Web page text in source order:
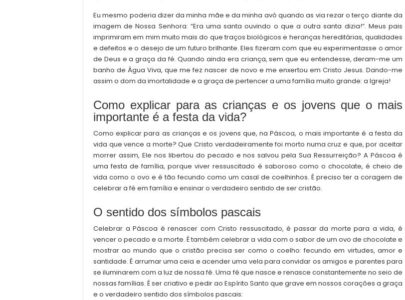
Eu mesmo poderia dizer da minha mãe e da minha avó quando as via rezar o terço diante da
imagem de Nossa Senhora: “Era uma santa ouvindo o que a outra santa dizia!”. Meus pais
imprimiram em mim muito mais do que traços biológicos e heranças hereditárias, qualidades
e defeitos e o desejo de um futuro brilhante. Eles fizeram com que eu experimentasse o amor
de Deus e a graça da fé. Quando ainda era criança, sem que eu entendesse, deram-me um
banho de Água Viva, que me fez nascer de novo e me enxertou em Cristo Jesus. Dando-me
assim o dom da imortalidade e a graça de pertencer a uma família muito grande: a Igreja!
Como explicar para as crianças e os jovens que o mais
importante é a festa da vida?
Como explicar para as crianças e os jovens que, na Páscoa, o mais importante é a festa da
vida que vence a morte? Que Cristo verdadeiramente foi morto numa cruz e que, por aceitar
morrer assim, Ele nos libertou do pecado e nos salvou pela Sua Ressurreição? A Páscoa é
uma festa de família, porque viver ressuscitado é saboroso como o chocolate, é cheio de
vida como o ovo e é tão fecundo como um casal de coelhinhos. É preciso ter a coragem de
celebrar a fé em família e ensinar o verdadeiro sentido de ser cristão.
O sentido dos símbolos pascais
Celebrar a Páscoa é renascer com Cristo ressuscitado, é passar da morte para a vida, é
vencer o pecado e a morte. É também celebrar a vida com o sabor de um ovo de chocolate e
mostrar ao mundo que o cristão precisa ser como o coelho: fecundo em virtudes, amor e
santidade. É arrumar uma ceia e acender uma vela para convidar os amigos e parentes para
se iluminarem com a luz de nossa fé. Uma fé que nasce e renasce constantemente no seio de
nossas famílias. É ser criativo e pedir ao Espírito Santo que grave em nossos corações a graça
e o verdadeiro sentido dos símbolos pascais: